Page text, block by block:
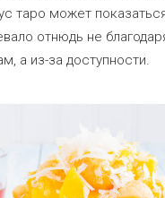
таро может
отнюдь не
а из-за доступности.